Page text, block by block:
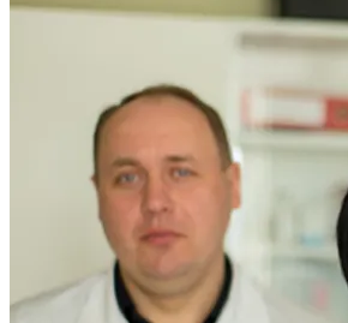
Отсутствие очередей
предварительной